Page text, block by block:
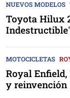
NUEVOS MODELOS
Toyota Hilux
MOTOCICLETAS
Royal
y reinvención